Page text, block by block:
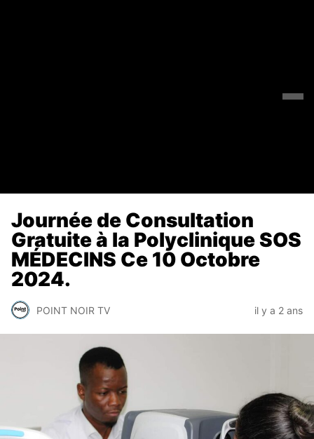
Journée de Consultation
Gratuite à la Polyclinique SOS
MÉDECINS Ce 10 Octobre
2024.
POINT NOIR TV il y a 2 ans